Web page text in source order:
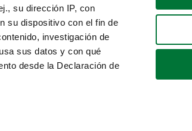
su dirección IP, con
su dispositivo con el fin de
investigación de
sus datos y con qué
desde la Declaración de